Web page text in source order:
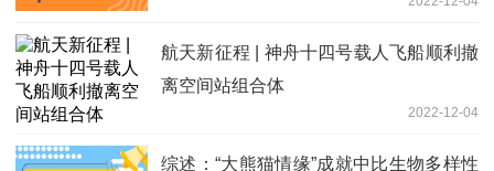
航天新征程 | 神舟十四号载人飞船顺利撤
离空间站组合体
2022-12-04
综述：“大熊猫情缘”成就中比生物多样性